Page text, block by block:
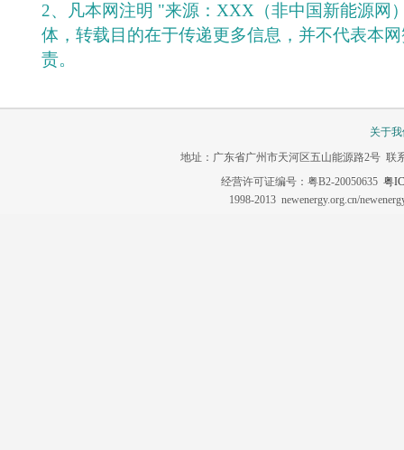
2、凡本网注明 "来源：XXX（非中国新能源网
体，转载目的在于传递更多信息，并不代表本
责。
关于
地址：广东省广州市天河区五山能源路2号 联
经营许可证编号：粤B2-20050635 粤
1998-2013 newenergy.org.cn/